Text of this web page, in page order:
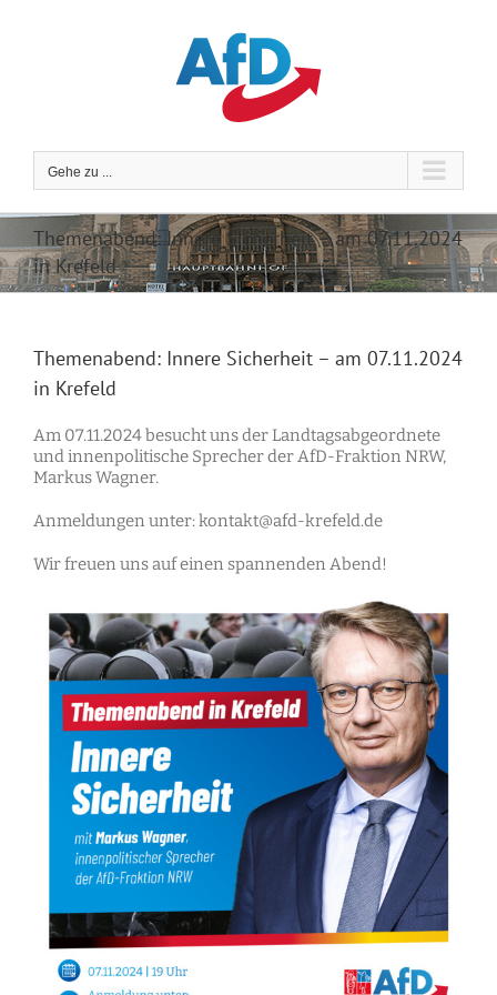
Gehe zu ...
Themenabend: Innere Sicherheit – am 07.11.2024
in Krefeld
Themenabend: Innere Sicherheit – am 07.11.2024
in Krefeld
Am 07.11.2024 besucht uns der Landtagsabgeordnete
und innenpolitische Sprecher der AfD-Fraktion NRW,
Markus Wagner.
Anmeldungen unter: kontakt@afd-krefeld.de
Wir freuen uns auf einen spannenden Abend!